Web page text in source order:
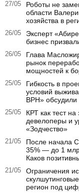
27/05
Роботы не
области
хозяйства в
26/05
Эксперт
бизнес
26/05
Глава
рынок
мощностей к
25/05
Гибкость в
условий
ВРН»
25/05
КРТ как тест
девелоперы и
«Зодчество»
21/05
После начала
35% — до 1
Каков
21/05
Ограничения
регион под